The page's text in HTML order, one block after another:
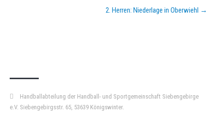
2. Herren: Niederlage in Oberwiehl →
Handballabteilung der Handball- und Sportgemeinschaft Siebengebirge
e.V. Siebengebirgsstr. 65, 53639 Königswinter.